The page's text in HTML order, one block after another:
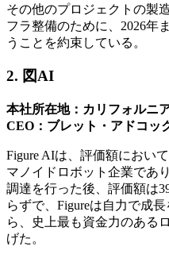
その他のプロジェクトの製
フラ整備のために、2026年
うことを約束している。
2. 図AI
本社所在地：カリフォルニ
CEO：ブレット・アドコッ
Figure AIは、評価額におい
マノイドロボット企業であ
調達を行った後、評価額は
らずで、Figureは自力で成
ら、史上最も資金力のある
げた。